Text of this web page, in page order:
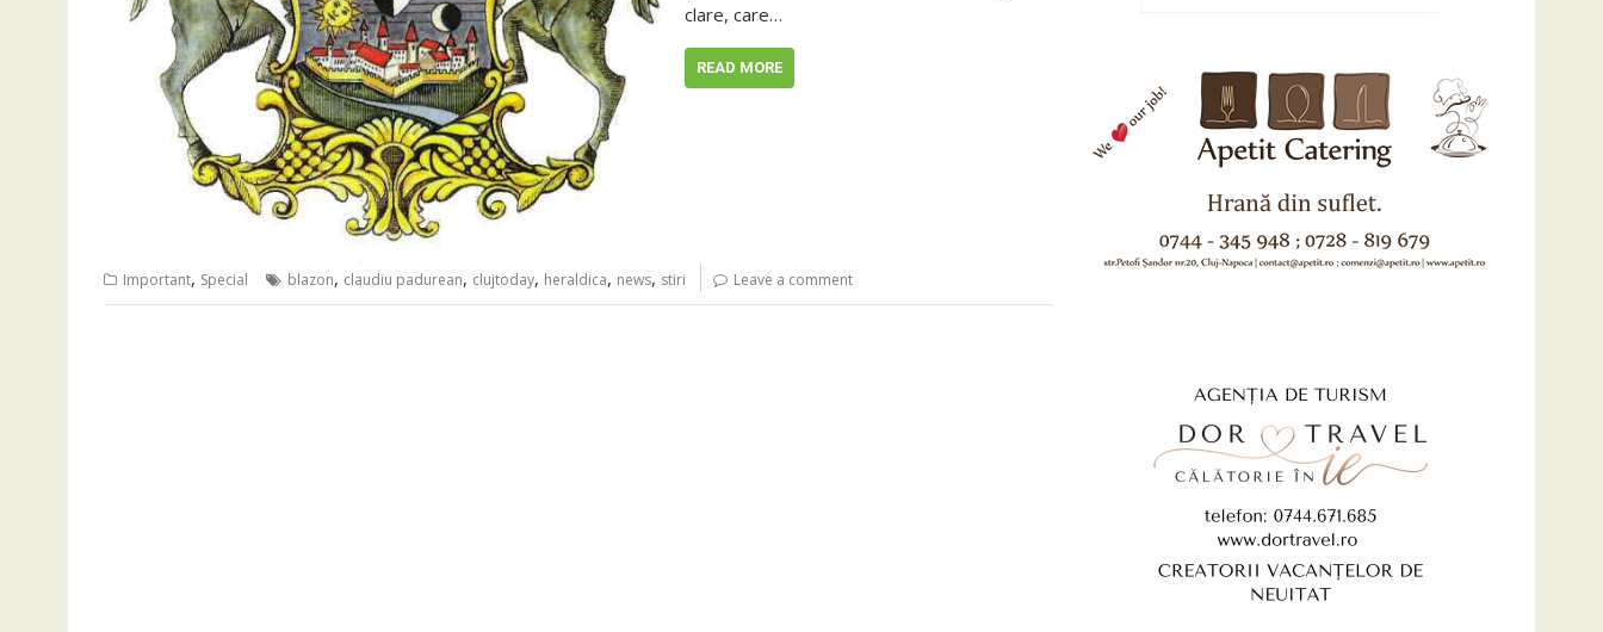
clare, care…
READ MORE
Important, Special blazon, claudiu padurean, clujtoday, heraldica, news, stiri Leave a comment